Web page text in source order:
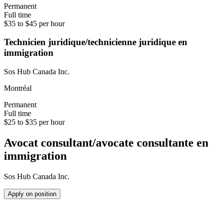
Permanent
Full time
$35 to $45 per hour
Technicien juridique/technicienne juridique en
immigration
Sos Hub Canada Inc.
Montréal
Permanent
Full time
$25 to $35 per hour
Avocat consultant/avocate consultante en
immigration
Sos Hub Canada Inc.
Apply on position